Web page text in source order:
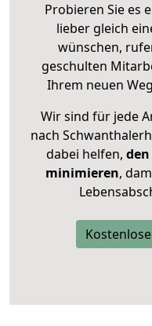
Probieren Sie es
lieber gleich
wünschen,
geschulten
Ihrem neuen
Wir sind für jede
nach
dabei helfen,
minimieren,